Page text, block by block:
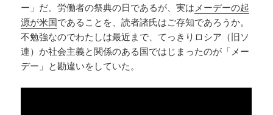
ー」だ。労働者の祭典の日であるが、実はメーデーの起
源が米国であることを、読者諸氏はご存知であろうか。
不勉強なのでわたしは最近まで、てっきりロシア（旧ソ
連）か社会主義と関係のある国ではじまったのが「メー
デー」と勘違いをしていた。